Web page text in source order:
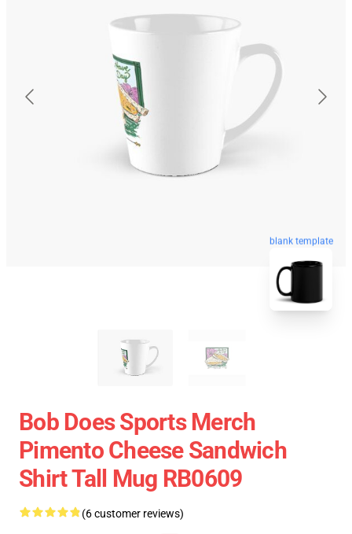
blank template
Bob Does Sports Merch
Pimento Cheese Sandwich
Shirt Tall Mug RB0609
(6 customer reviews)